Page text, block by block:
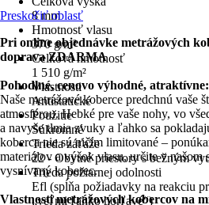
8 mm
Hmotnosť vlasu
370 g/m²
Celková hmotnosť
1 510 g/m²
Vlastnosti
Antistatické
Použitie
Súkromné
Trieda záťaže
22 - Obytné priestory s bežným
Trieda požiarnej odolnosti
Efl (spĺňa požiadavky na reakciu
„veľmi ľahko horľavé“)
Preskočiť oblasť
Pri online objednávke metrážových
doprava ZDARMA
Pohodlné, cenovo výhodné, atraktívne:
Naše metrážové koberce predchnú vaše
atmosférou. Hebké pre vaše nohy, vo
a navyše tlmia zvuky a ľahko sa
koberca nie sú ničím limitované –
materiálov a výšok vlasu, určite v našom
vysnívaný koberec.
Vlastnosti metrážových kobercov na